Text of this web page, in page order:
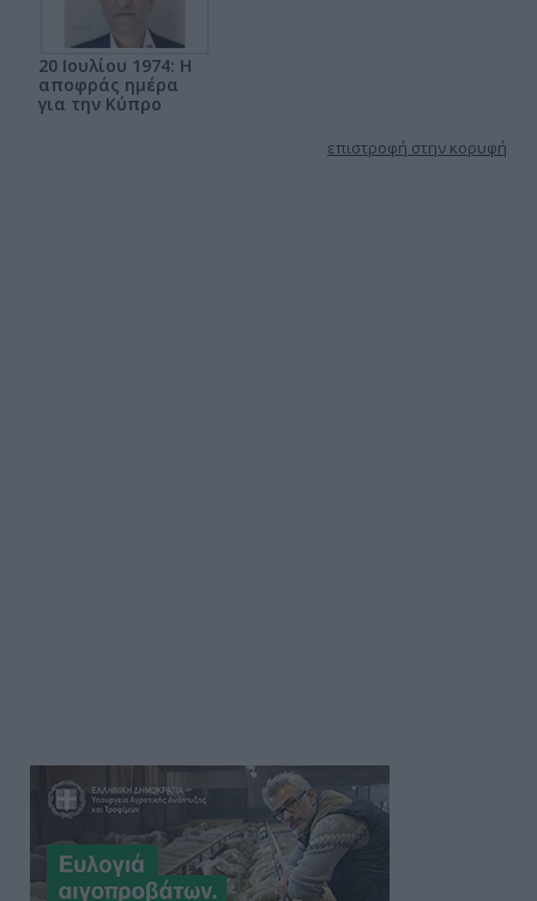
20 Ιουλίου 1974: Η
αποφράς ημέρα
για την Κύπρο
επιστροφή στην κορυφή